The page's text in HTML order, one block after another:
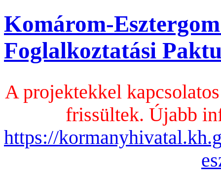
Komárom-
Foglalkoztatási
A projektekkel
frissültek. Újabb
https://